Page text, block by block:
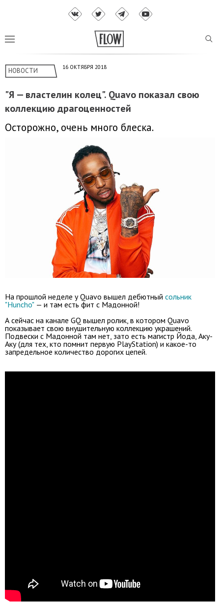
НОВОСТИ 16 ОКТЯБРЯ 2018
"Я — властелин колец". Quavo показал свою
коллекцию драгоценностей
Осторожно, очень много блеска.
На прошлой неделе у Quavo вышел дебютный сольник
"Huncho" — и там есть фит с Мадонной!
А сейчас на канале GQ вышел ролик, в котором Quavo
показывает свою внушительную коллекцию украшений.
Подвески с Мадонной там нет, зато есть магистр Йода, Аку-
Аку (для тех, кто помнит первую PlayStation) и какое-то
запредельное количество дорогих цепей.